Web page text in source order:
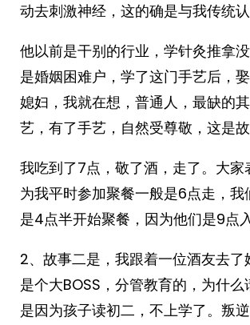
动去刺激神经，这的确是与我传统认
他以前是干别的行业，学针灸推拿
是婚姻困难户，学了这门手艺后，
媳妇，我就在想，普通人，最缺的
艺，有了手艺，自然受尊敬，这是故
我吃到了7点，敬了酒，走了。大家
为我平时参加聚餐一般是6点走，我
是4点半开始聚餐，因为他们是9点入
2、故事二是，我跟着一位酒友去了
是个大BOSS，分管教育的，为什么
是因为孩子读初二，不上学了。叛